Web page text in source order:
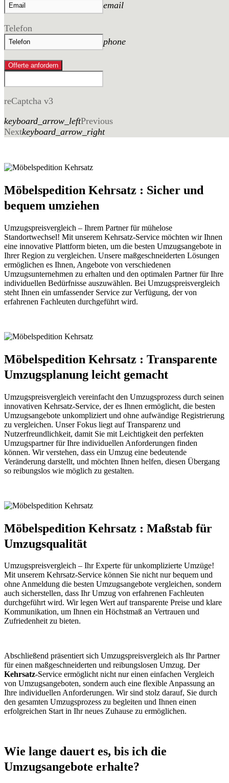
email
Telefon
phone
Offerte anfordern
reCaptcha v3
keyboard_arrow_leftPrevious
Nextkeyboard_arrow_right
Möbelspedition Kehrsatz : Sicher und
bequem umziehen
Umzugspreisvergleich – Ihrem Partner für mühelose
Standortwechsel! Mit unserem Kehrsatz-Service möchten wir Ihnen
eine innovative Plattform bieten, um die besten Umzugsangebote in
Ihrer Region zu vergleichen. Unsere maßgeschneiderten Lösungen
ermöglichen es Ihnen, Angebote von verschiedenen
Umzugsunternehmen zu erhalten und den optimalen Partner für Ihre
individuellen Bedürfnisse auszuwählen. Bei Umzugspreisvergleich
steht Ihnen ein umfassender Service zur Verfügung, der von
erfahrenen Fachleuten durchgeführt wird.
Möbelspedition Kehrsatz : Transparente
Umzugsplanung leicht gemacht
Umzugspreisvergleich vereinfacht den Umzugsprozess durch seinen
innovativen Kehrsatz-Service, der es Ihnen ermöglicht, die besten
Umzugsangebote unkompliziert und ohne aufwändige Registrierung
zu vergleichen. Unser Fokus liegt auf Transparenz und
Nutzerfreundlichkeit, damit Sie mit Leichtigkeit den perfekten
Umzugspartner für Ihre individuellen Anforderungen finden
können. Wir verstehen, dass ein Umzug eine bedeutende
Veränderung darstellt, und möchten Ihnen helfen, diesen Übergang
so reibungslos wie möglich zu gestalten.
Möbelspedition Kehrsatz : Maßstab für
Umzugsqualität
Umzugspreisvergleich – Ihr Experte für unkomplizierte Umzüge!
Mit unserem Kehrsatz-Service können Sie nicht nur bequem und
ohne Anmeldung die besten Umzugsangebote vergleichen, sondern
auch sicherstellen, dass Ihr Umzug von erfahrenen Fachleuten
durchgeführt wird. Wir legen Wert auf transparente Preise und klare
Kommunikation, um Ihnen ein Höchstmaß an Vertrauen und
Zufriedenheit zu bieten.
Abschließend präsentiert sich Umzugspreisvergleich als Ihr Partner
für einen maßgeschneiderten und reibungslosen Umzug. Der
Kehrsatz-Service ermöglicht nicht nur einen einfachen Vergleich
von Umzugsangeboten, sondern auch eine flexible Anpassung an
Ihre individuellen Anforderungen. Wir sind stolz darauf, Sie durch
den gesamten Umzugsprozess zu begleiten und Ihnen einen
erfolgreichen Start in Ihr neues Zuhause zu ermöglichen.
Wie lange dauert es, bis ich die
Umzugsangebote erhalte?